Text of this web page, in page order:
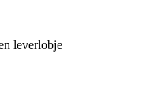
leverlobje